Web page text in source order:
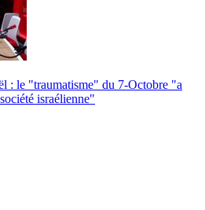
: le "traumatisme" du 7-Octobre "a
israélienne"